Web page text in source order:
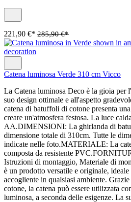
221,90 €* 285,90 €*
Catena luminosa Verde 310 cm Vicco
La Catena luminosa Deco è la gioia per
suo design ottimale e all'aspetto
catena di batuffoli di cotone presenta
creare un'atmosfera festosa. La luce
AA.DIMENSIONI: La ghirlanda di
dimensione totale di 310cm. Tutte le
indicate nelle foto.MATERIALE: La
composta da resistente
Istruzioni di montaggio, Materiale di
è un prodotto versatile e originale, ideale
accogliente in qualsiasi ambiente.
cotone, la catena può essere utilizzata
luminosa, a seconda delle esigenze. La